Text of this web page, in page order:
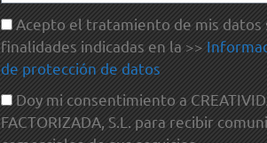
Acepto el tratamiento de mis datos
finalidades indicadas en la >>
de protección de datos
Doy mi consentimiento a
FACTORIZADA, S.L. para recibir